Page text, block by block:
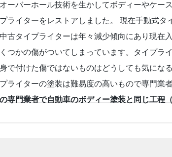
ーバーホール技術を生かしてボディーやケー
ライターをレストアしました。 現在手動式タ
古タイプライターは年々減少傾向にあり現在
つかの傷がついてしまっています。タイプラ
で付けた傷ではないものはどうしても気にな
ライターの塗装は難易度の高いもので専門業
専門業者で自動車のボディー塗装と同じ工程